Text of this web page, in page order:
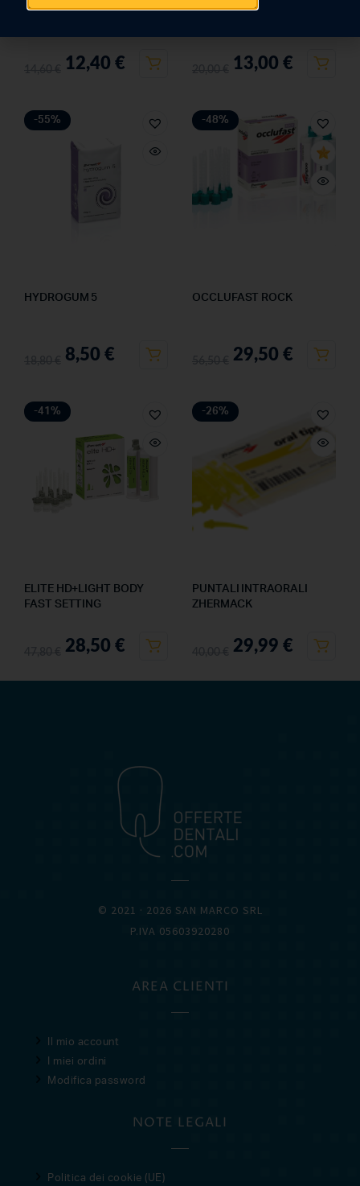
ORANWASH L
12,40 €
ALGINOPLAST
13,00 €
-55%
HYDROGUM 5
8,50 €
-48%
OCCLUFAST ROCK
29,50 €
-41%
ELITE HD+LIGHT BODY
FAST SETTING
28,50 €
-26%
PUNTALI INTRAORALI
ZHERMACK
29,99 €
© 2021 · 2026 SAN MARCO SRL
P.IVA 05603920280
AREA CLIENTI
Il mio account
I miei ordini
Modifica password
NOTE LEGALI
Politica dei cookie (UE)